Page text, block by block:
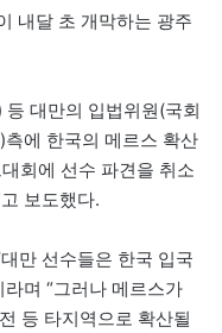
내달 초 개막하는 광주
대만의 입법위원(국회
에 한국의 메르스 확산
회에 선수 파견을 취소
보도했다.
만 선수들은 한국 입국
며 “그러나 메르스가
등 타지역으로 확산될